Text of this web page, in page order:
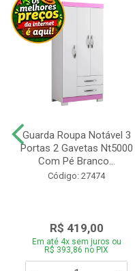
Guarda Roupa Notável 3
Portas 2 Gavetas Nt5000
Com Pé Branco...
Código: 27474
R$ 419,00
Em até 4x sem juros ou
R$ 393,86 no PIX